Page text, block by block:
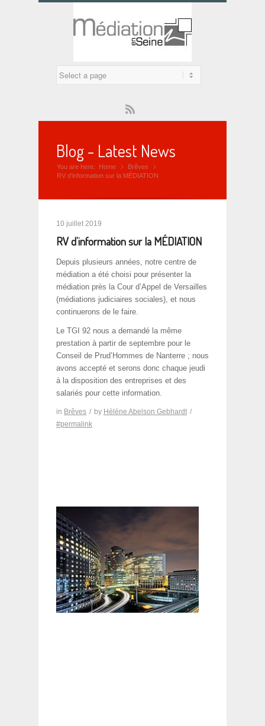
Blog - Latest News
You are here: Home »
Brêves
RV d’information sur la MÉDIATION
10 juillet 2019
RV d’information sur la MÉDIATION
Depuis plusieurs années, notre centre de
médiation a été choisi pour présenter la
médiation près la Cour d’Appel de Versailles
(médiations judiciaires sociales), et nous
continuerons de le faire.
Le TGI 92 nous a demandé la même
prestation à partir de septembre pour le
Conseil de Prud’Hommes de Nanterre ; nous
avons accepté et serons donc chaque jeudi
à la disposition des entreprises et des
salariés pour cette information.
in Brêves / by Hélène Abelson Gebhardt /
#permalink